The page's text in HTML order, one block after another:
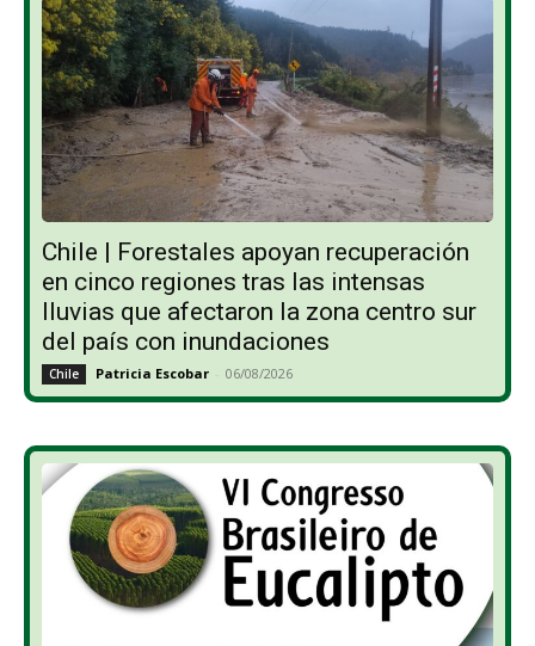
Chile | Forestales apoyan recuperación
en cinco regiones tras las intensas
lluvias que afectaron la zona centro sur
del país con inundaciones
Chile Patricia Escobar - 06/08/2026